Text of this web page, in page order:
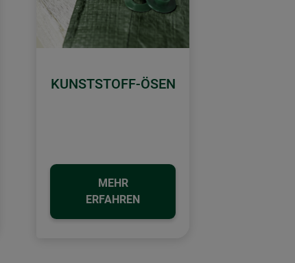
KUNSTSTOFF-ÖSEN
MEHR
ERFAHREN